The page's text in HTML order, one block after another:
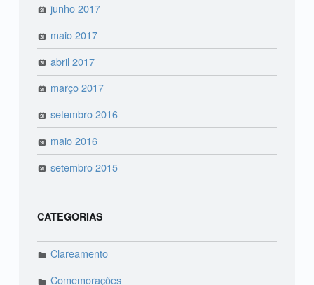
junho 2017
maio 2017
abril 2017
março 2017
setembro 2016
maio 2016
setembro 2015
CATEGORIAS
Clareamento
Comemorações